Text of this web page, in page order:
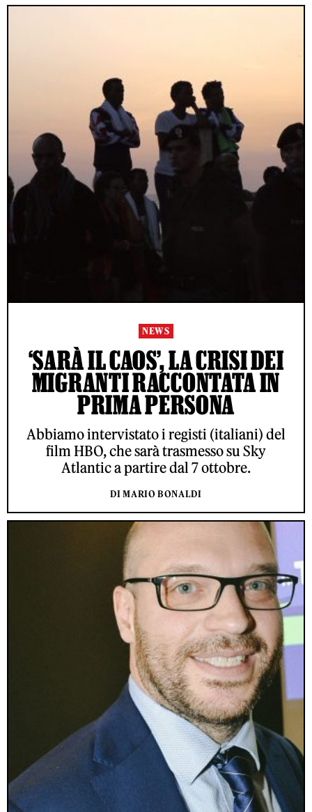
NEWS
‘SARÀ IL CAOS’, LA CRISI DEI
MIGRANTI RACCONTATA IN
PRIMA PERSONA
Abbiamo intervistato i registi (italiani) del
film HBO, che sarà trasmesso su Sky
Atlantic a partire dal 7 ottobre.
DI MARIO BONALDI